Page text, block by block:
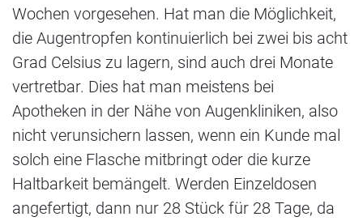
Wochen vorgesehen. Hat man die Möglichkeit,
die Augentropfen kontinuierlich bei zwei bis acht
Grad Celsius zu lagern, sind auch drei Monate
vertretbar. Dies hat man meistens bei
Apotheken in der Nähe von Augenkliniken, also
nicht verunsichern lassen, wenn ein Kunde mal
solch eine Flasche mitbringt oder die kurze
Haltbarkeit bemängelt. Werden Einzeldosen
angefertigt, dann nur 28 Stück für 28 Tage, da